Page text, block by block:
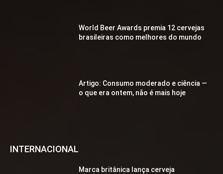
World Beer Awards premia 12 cervejas
brasileiras como melhores do mundo
Artigo: Consumo moderado e ciência —
o que era ontem, não é mais hoje
INTERNACIONAL
Marca britânica lança cerveja